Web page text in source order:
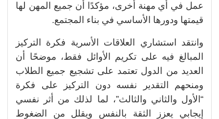
عمل في أي مهنة أخرى، مؤكدًا أن جميع المهن لها
قيمتها ودورها الأساسي في بناء المجتمع.
وانتقد استشاري العلاقات الأسرية فكرة التركيز
المبالغ فيه على تكريم الأوائل فقط، موضحًا أن
العديد من الدول تعتمد على تشجيع جميع الطلاب
ومنحهم التقدير نفسه دون التركيز على فكرة
“الأول والثاني والثالث”، لما لذلك من أثر نفسي
إيجابي يعزز الثقة بالنفس ويقلل من الضغوط